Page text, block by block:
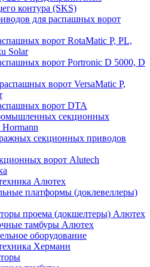
контура (SKS)
для распашных ворот
ворот RotaMatic P, PL,
Solar
ворот Portronic D 5000, D
ворот VersaMatic P,
ворот DTA
секционных
секционных приводов
ворот Alutech
Алютех
платформы (доклевеллеры)
проема (докшелтеры) Алютех
тамбуры Алютех
оборудование
Херманн